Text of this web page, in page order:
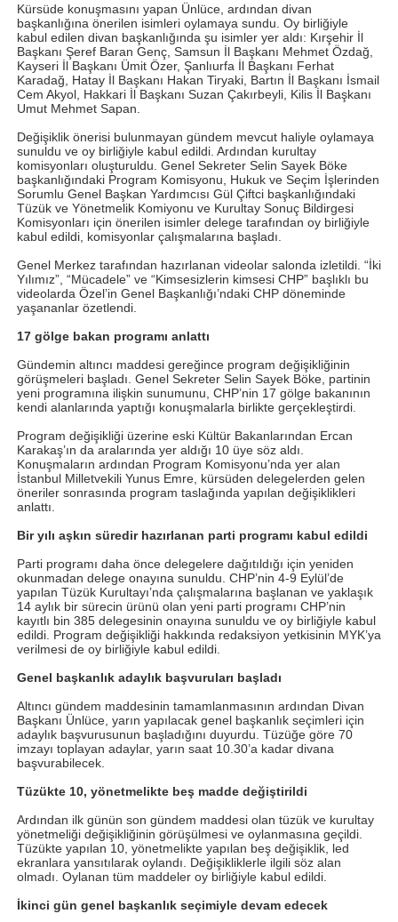
Kürsüde konuşmasını yapan Ünlüce, ardından divan
başkanlığına önerilen isimleri oylamaya sundu. Oy birliğiyle
kabul edilen divan başkanlığında şu isimler yer aldı: Kırşehir İl
Başkanı Şeref Baran Genç, Samsun İl Başkanı Mehmet Özdağ,
Kayseri İl Başkanı Ümit Özer, Şanlıurfa İl Başkanı Ferhat
Karadağ, Hatay İl Başkanı Hakan Tiryaki, Bartın İl Başkanı İsmail
Cem Akyol, Hakkari İl Başkanı Suzan Çakırbeyli, Kilis İl Başkanı
Umut Mehmet Sapan.
Değişiklik önerisi bulunmayan gündem mevcut haliyle oylamaya
sunuldu ve oy birliğiyle kabul edildi. Ardından kurultay
komisyonları oluşturuldu. Genel Sekreter Selin Sayek Böke
başkanlığındaki Program Komisyonu, Hukuk ve Seçim İşlerinden
Sorumlu Genel Başkan Yardımcısı Gül Çiftci başkanlığındaki
Tüzük ve Yönetmelik Komiyonu ve Kurultay Sonuç Bildirgesi
Komisyonları için önerilen isimler delege tarafından oy birliğiyle
kabul edildi, komisyonlar çalışmalarına başladı.
Genel Merkez tarafından hazırlanan videolar salonda izletildi. “İki
Yılımız”, “Mücadele” ve “Kimsesizlerin kimsesi CHP” başlıklı bu
videolarda Özel’in Genel Başkanlığı’ndaki CHP döneminde
yaşananlar özetlendi.
17 gölge bakan programı anlattı
Gündemin altıncı maddesi gereğince program değişikliğinin
görüşmeleri başladı. Genel Sekreter Selin Sayek Böke, partinin
yeni programına ilişkin sunumunu, CHP’nin 17 gölge bakanının
kendi alanlarında yaptığı konuşmalarla birlikte gerçekleştirdi.
Program değişikliği üzerine eski Kültür Bakanlarından Ercan
Karakaş’ın da aralarında yer aldığı 10 üye söz aldı.
Konuşmaların ardından Program Komisyonu’nda yer alan
İstanbul Milletvekili Yunus Emre, kürsüden delegelerden gelen
öneriler sonrasında program taslağında yapılan değişiklikleri
anlattı.
Bir yılı aşkın süredir hazırlanan parti programı kabul edildi
Parti programı daha önce delegelere dağıtıldığı için yeniden
okunmadan delege onayına sunuldu. CHP’nin 4-9 Eylül’de
yapılan Tüzük Kurultayı’nda çalışmalarına başlanan ve yaklaşık
14 aylık bir sürecin ürünü olan yeni parti programı CHP’nin
kayıtlı bin 385 delegesinin onayına sunuldu ve oy birliğiyle kabul
edildi. Program değişikliği hakkında redaksiyon yetkisinin MYK’ya
verilmesi de oy birliğiyle kabul edildi.
Genel başkanlık adaylık başvuruları başladı
Altıncı gündem maddesinin tamamlanmasının ardından Divan
Başkanı Ünlüce, yarın yapılacak genel başkanlık seçimleri için
adaylık başvurusunun başladığını duyurdu. Tüzüğe göre 70
imzayı toplayan adaylar, yarın saat 10.30’a kadar divana
başvurabilecek.
Tüzükte 10, yönetmelikte beş madde değiştirildi
Ardından ilk günün son gündem maddesi olan tüzük ve kurultay
yönetmeliği değişikliğinin görüşülmesi ve oylanmasına geçildi.
Tüzükte yapılan 10, yönetmelikte yapılan beş değişiklik, led
ekranlara yansıtılarak oylandı. Değişikliklerle ilgili söz alan
olmadı. Oylanan tüm maddeler oy birliğiyle kabul edildi.
İkinci gün genel başkanlık seçimiyle devam edecek